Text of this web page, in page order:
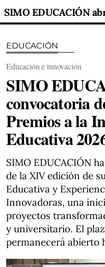
EDUCACIÓN
Educación e innovación
SIMO
convocatoria
Premios a la
Educativa
SIMO EDUCACIÓN
de la XIV edición de
Educativa y
Innovadoras, una
proyectos
y universitario. El
permanecerá abierto